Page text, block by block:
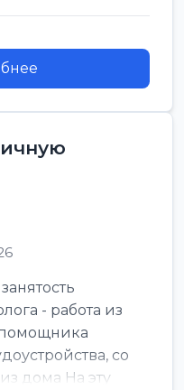
- работа из
со
дома На эту